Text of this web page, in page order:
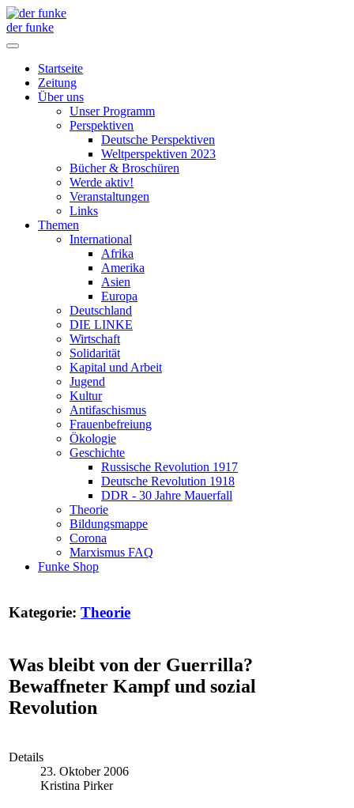
der funke
Startseite
Zeitung
Über uns
Unser Programm
Perspektiven
Deutsche Perspektiven
Weltperspektiven 2023
Bücher & Broschüren
Werde aktiv!
Veranstaltungen
Links
Themen
International
Afrika
Amerika
Asien
Europa
Deutschland
DIE LINKE
Wirtschaft
Solidarität
Kapital und Arbeit
Jugend
Kultur
Antifaschismus
Frauenbefreiung
Ökologie
Geschichte
Russische Revolution 1917
Deutsche Revolution 1918
DDR - 30 Jahre Mauerfall
Theorie
Bildungsmappe
Corona
Marxismus FAQ
Funke Shop
Kategorie: Theorie
Was bleibt von der Guerrilla?
Bewaffneter Kampf und sozial
Revolution
Details
23. Oktober 2006
Kristina Pirker